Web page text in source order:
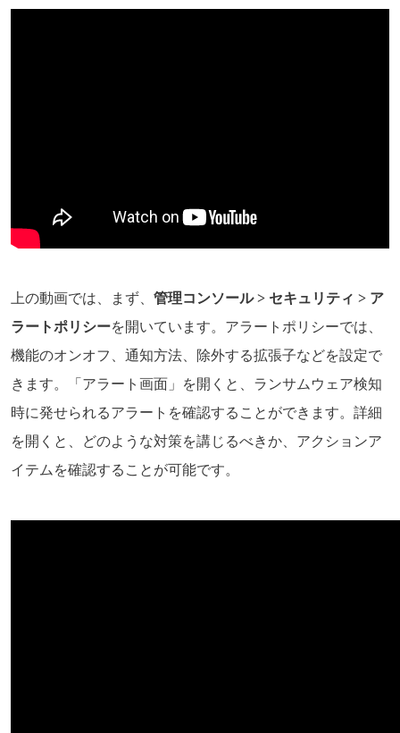
上の動画では、まず、 管理コンソール > セキュリティ > ア
ラートポリシーを開いています。アラートポリシーでは、
機能のオンオフ、通知方法、除外する拡張子などを設定で
きます。「アラート画面」を開くと、ランサムウェア検知
時に発せられるアラートを確認することができます。詳細
を開くと、どのような対策を講じるべきか、アクションア
イテムを確認することが可能です。